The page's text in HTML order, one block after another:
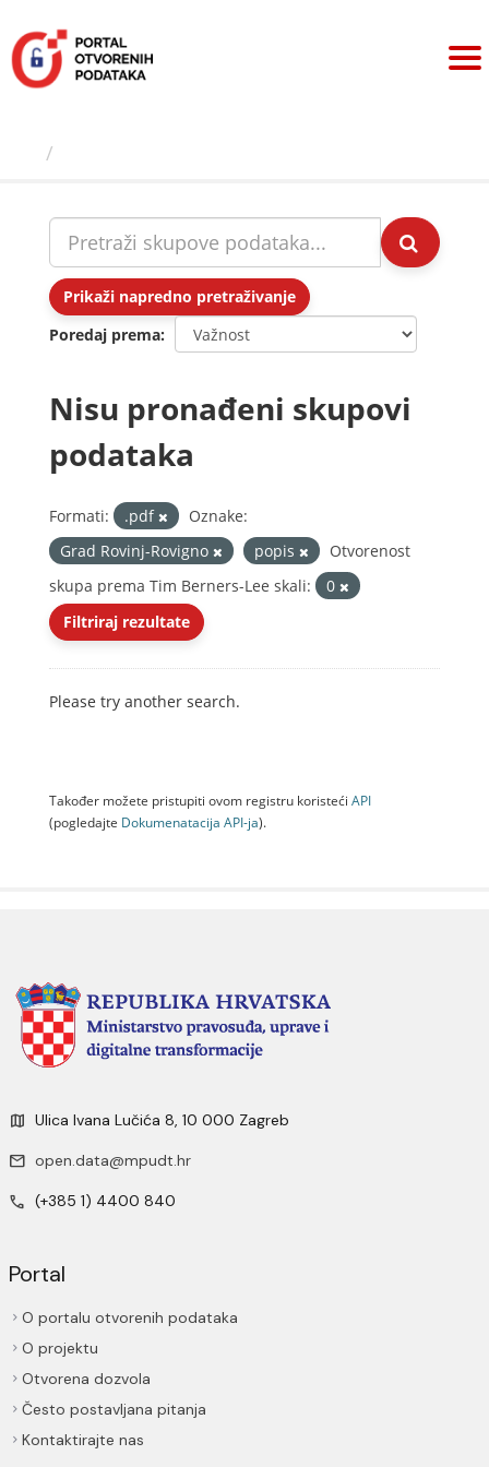
sadržaj
Prikaži napredno pretraživanje
Poredaj prema
Nisu pronađeni skupovi
podataka
Formati: .pdf
Oznake:
Grad Rovinj-Rovigno
popis
Otvorenost
skupa prema Tim Berners-Lee skali:
0
Filtriraj rezultate
Please try another search.
Također možete pristupiti ovom registru koristeći API
(pogledajte Dokumenаtаcijа API-jа).